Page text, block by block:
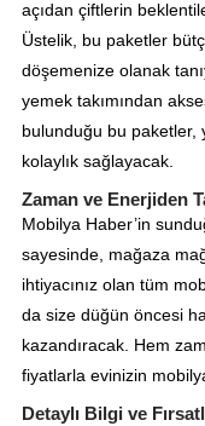
açıdan çiftlerin
Üstelik, bu paketler
döşemenize olanak
yemek takımından
bulunduğu bu paketler,
kolaylık sağlayacak.
Zaman ve Enerjiden
Mobilya Haber’in
sayesinde, mağaza
ihtiyacınız olan tüm
da size düğün öncesi
kazandıracak. Hem
fiyatlarla evinizin
Detaylı Bilgi ve